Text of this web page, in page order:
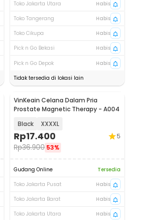
Toko Jakarta Utara
Habis
Toko Tangerang
Habis
Toko Cikupa
Habis
Pick n Go Bekasi
Habis
Pick n Go Depok
Habis
Tidak tersedia di lokasi lain
VinKeain Celana Dalam Pria
Prostate Magnetic Therapy - A004
Black
XXXXL
Rp17.400
Rp36.900 53%
5
Gudang Online
Tersedia
Toko Jakarta Pusat
Habis
Toko Jakarta Barat
Habis
Toko Jakarta Utara
Habis